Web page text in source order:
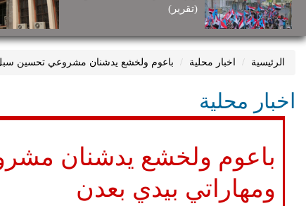
(تقرير)
الرئيسية اخبار محلية باعوم ولخشع يدشنان مشروعي تحسين
اخبار محلية
باعوم ولخشع يدشنان
ومهاراتي بيدي بعدن